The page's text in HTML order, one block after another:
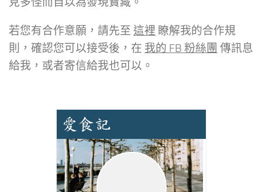
若您有合作意願，請先至 這裡 瞭解我的合作規
則，確認您可以接受後，在 我的 FB 粉絲團 傳訊息
給我，或者寄信給我也可以。